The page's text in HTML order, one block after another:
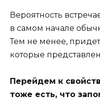
Вероятность
в самом начале
Тем не менее,
которые
Перейдем к
тоже есть, что